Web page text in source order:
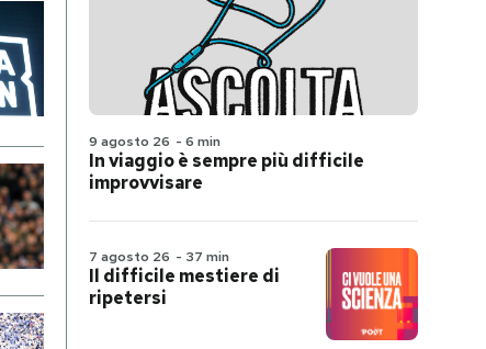
9 agosto 26 - 6 min
In viaggio è sempre più difficile
improvvisare
7 agosto 26 - 37 min
Il difficile mestiere di
ripetersi